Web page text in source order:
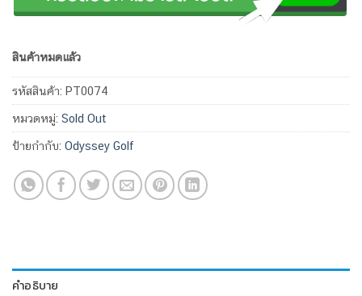
สินค้าหมดแล้ว
รหัสสินค้า: PT0074
หมวดหมู่: Sold Out
ป้ายกำกับ: Odyssey Golf
คำอธิบาย